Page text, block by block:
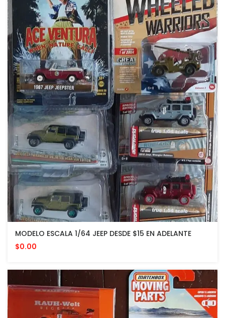
MODELO ESCALA 1/64 JEEP DESDE $15 EN ADELANTE
$0.00